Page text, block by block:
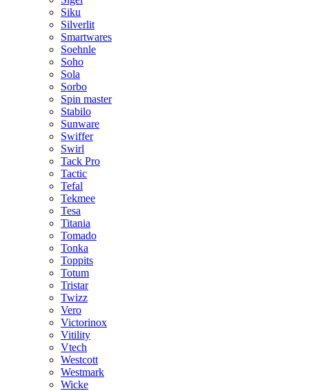
Siku
Silverlit
Smartwares
Soehnle
Soho
Sola
Sorbo
Spin master
Stabilo
Sunware
Swiffer
Swirl
Tack Pro
Tactic
Tefal
Tekmee
Tesa
Titania
Tomado
Tonka
Toppits
Totum
Tristar
Twizz
Vero
Victorinox
Vitility
Vtech
Westcott
Westmark
Wicke